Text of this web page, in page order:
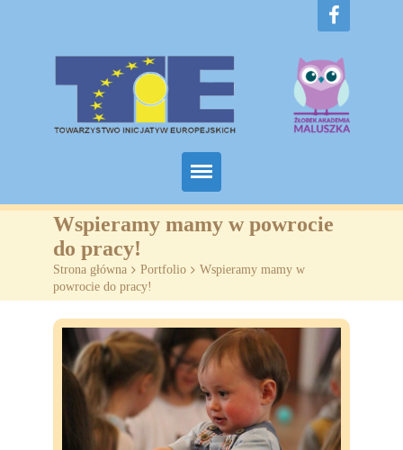
Home
O nas
Projekty
Żłobki
SZKOLENIA
Partnerzy
Wspieramy mamy w powrocie
do pracy!
Strona główna > Portfolio > Wspieramy mamy w
powrocie do pracy!